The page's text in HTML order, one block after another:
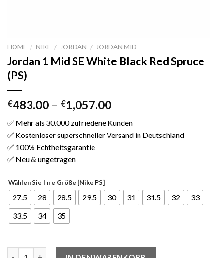
HOME / NIKE / JORDAN / JORDAN MID
Jordan 1 Mid SE White Black Red Spruce
(PS)
€483.00 – €1,057.00
✅ Mehr als 30.000 zufriedene Kunden
✅ Kostenloser superschneller Versand in Deutschland
✅ 100% Echtheitsgarantie
✅ Neu & ungetragen
Wählen Sie Ihre Größe [Nike PS]
27.5 28 28.5 29.5 30 31 31.5 32
33
33.5
34 35